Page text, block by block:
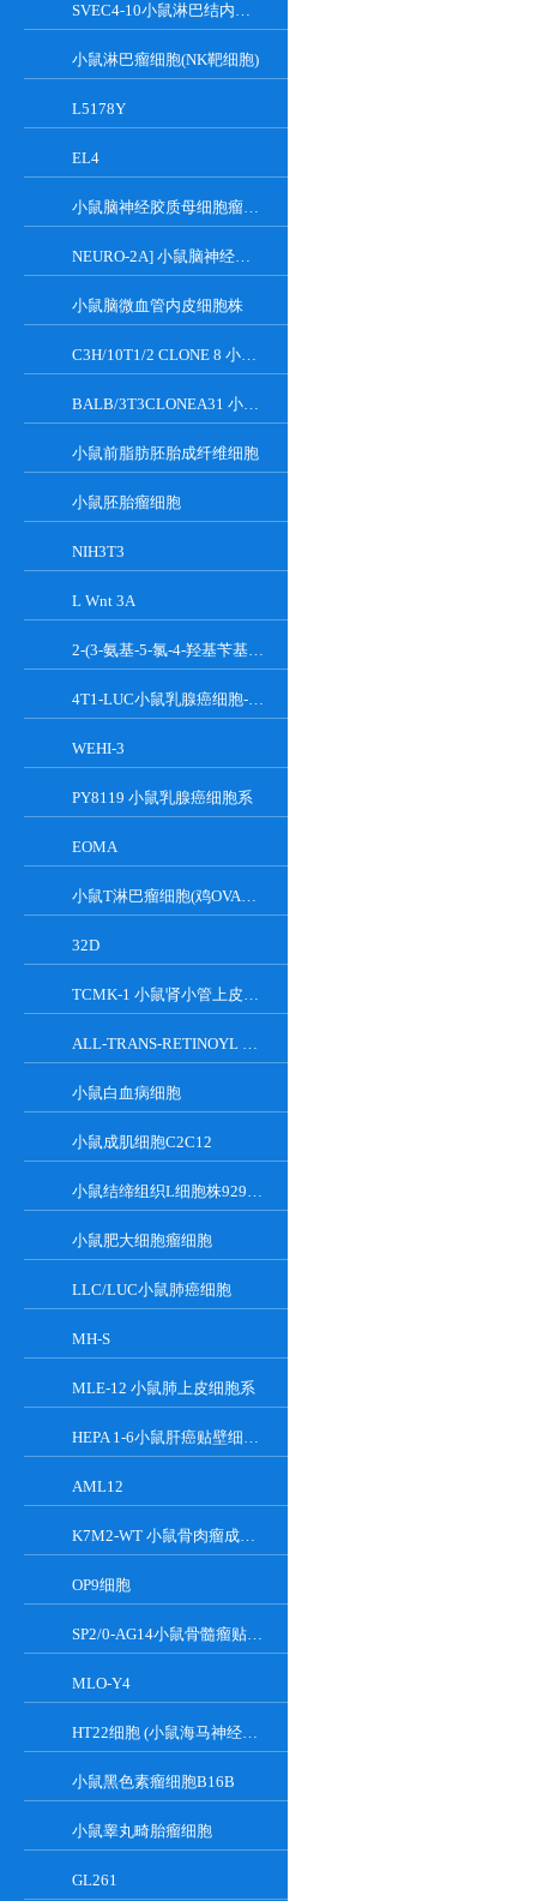
SVEC4-10小鼠淋巴结内皮细胞
小鼠淋巴瘤细胞(NK靶细胞)
L5178Y
EL4
小鼠脑神经胶质母细胞瘤瘤株
NEURO-2A] 小鼠脑神经瘤细胞
小鼠脑微血管内皮细胞株
C3H/10T1/2 CLONE 8 小鼠胚胎成纤维细胞系
BALB/3T3CLONEA31 小鼠胚胎成纤维细胞
小鼠前脂肪胚胎成纤维细胞
小鼠胚胎瘤细胞
NIH3T3
L Wnt 3A
2-(3-氨基-5-氯-4-羟基苄基)-1H-异吲哚-1,3(2H)-二酮
4T1-LUC小鼠乳腺癌细胞-荧光素酶标记
WEHI-3
PY8119 小鼠乳腺癌细胞系
EOMA
小鼠T淋巴瘤细胞(鸡OVA基因修饰)
32D
TCMK-1 小鼠肾小管上皮细胞系
ALL-TRANS-RETINOYL B-GLUCURONIDE
小鼠白血病细胞
小鼠成肌细胞C2C12
小鼠结缔组织L细胞株929克隆
小鼠肥大细胞瘤细胞
LLC/LUC小鼠肺癌细胞
MH-S
MLE-12 小鼠肺上皮细胞系
HEPA 1-6小鼠肝癌贴壁细胞系
AML12
K7M2-WT 小鼠骨肉瘤成骨细胞系
OP9细胞
SP2/0-AG14小鼠骨髓瘤贴壁细胞系
MLO-Y4
HT22细胞 (小鼠海马神经元细胞) (STR鉴定正确)
小鼠黑色素瘤细胞B16B
小鼠睾丸畸胎瘤细胞
GL261